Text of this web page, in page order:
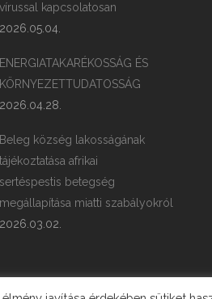
vírussal kapcsolatosan
2026.05.04.
ENERGIATAKARÉKOSSÁG ÉS
KÖRNYEZETTUDATOSSÁG
2026.04.28.
Beleg község lakosságának
tájékoztatása afrikai
sertéspestis betegség
megállapítása miatti szabályokról
2026.03.02.